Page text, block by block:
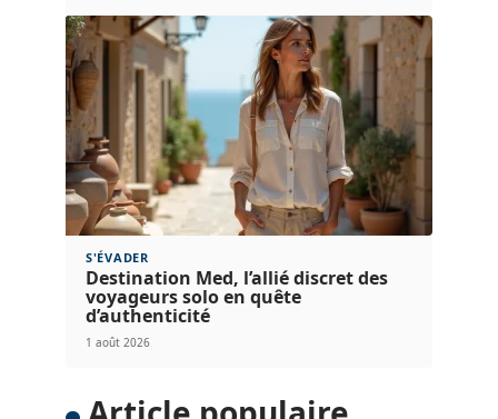
S'ÉVADER
Destination Med, l’allié discret des
voyageurs solo en quête
d’authenticité
1 août 2026